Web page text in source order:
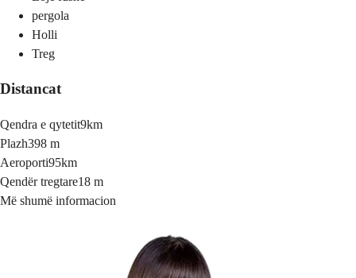
pergola
Holli
Treg
Distancat
Qendra e qytetit9km
Plazh398 m
Aeroporti95km
Qendër tregtare18 m
Më shumë informacion